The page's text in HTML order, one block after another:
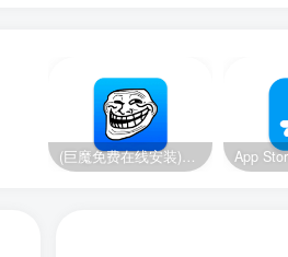
(巨魔免费在线安装)14-14.8.1/15.2-17.0系统，巨魔安装器 快速安装巨魔商店2